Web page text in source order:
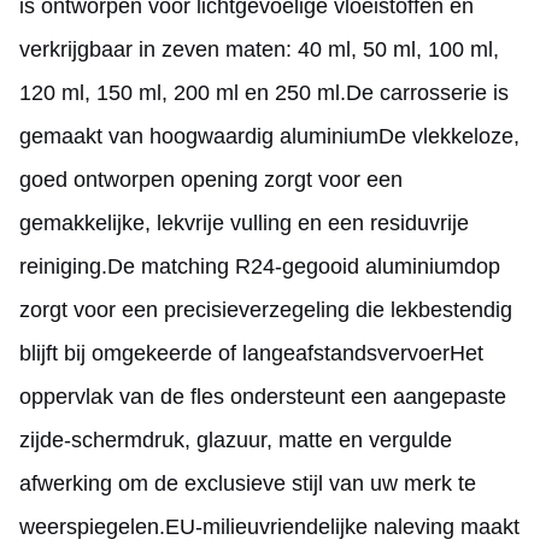
is ontworpen voor lichtgevoelige vloeistoffen en
verkrijgbaar in zeven maten: 40 ml, 50 ml, 100 ml,
120 ml, 150 ml, 200 ml en 250 ml.De carrosserie is
gemaakt van hoogwaardig aluminiumDe vlekkeloze,
goed ontworpen opening zorgt voor een
gemakkelijke, lekvrije vulling en een residuvrije
reiniging.De matching R24-gegooid aluminiumdop
zorgt voor een precisieverzegeling die lekbestendig
blijft bij omgekeerde of langeafstandsvervoerHet
oppervlak van de fles ondersteunt een aangepaste
zijde-schermdruk, glazuur, matte en vergulde
afwerking om de exclusieve stijl van uw merk te
weerspiegelen.EU-milieuvriendelijke naleving maakt